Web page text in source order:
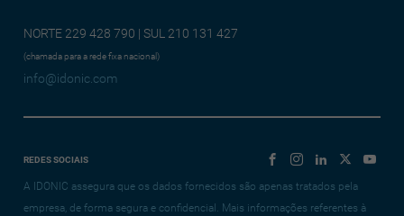
NORTE 229 428 790 | SUL 210 131 427
(chamada para a rede fixa nacional)
info@idonic.com
REDES SOCIAIS
A IDONIC assegura que os dados fornecidos são apenas tratados pela
empresa, de forma segura e confidencial. Mais informações referentes à